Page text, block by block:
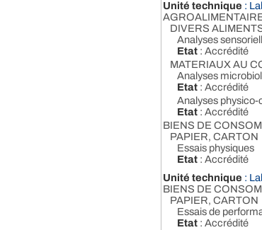
Unité technique :
DIVERS
Analyses
Etat : Accrédité
MATERIAUX AU
Analyses
Etat : Accrédité
Analyses physico-
Etat : Accrédité
BIENS DE
PAPIER, CARTON
Essais physiques
Etat : Accrédité
Unité technique :
BIENS DE
PAPIER, CARTON
Essais de
Etat : Accrédité